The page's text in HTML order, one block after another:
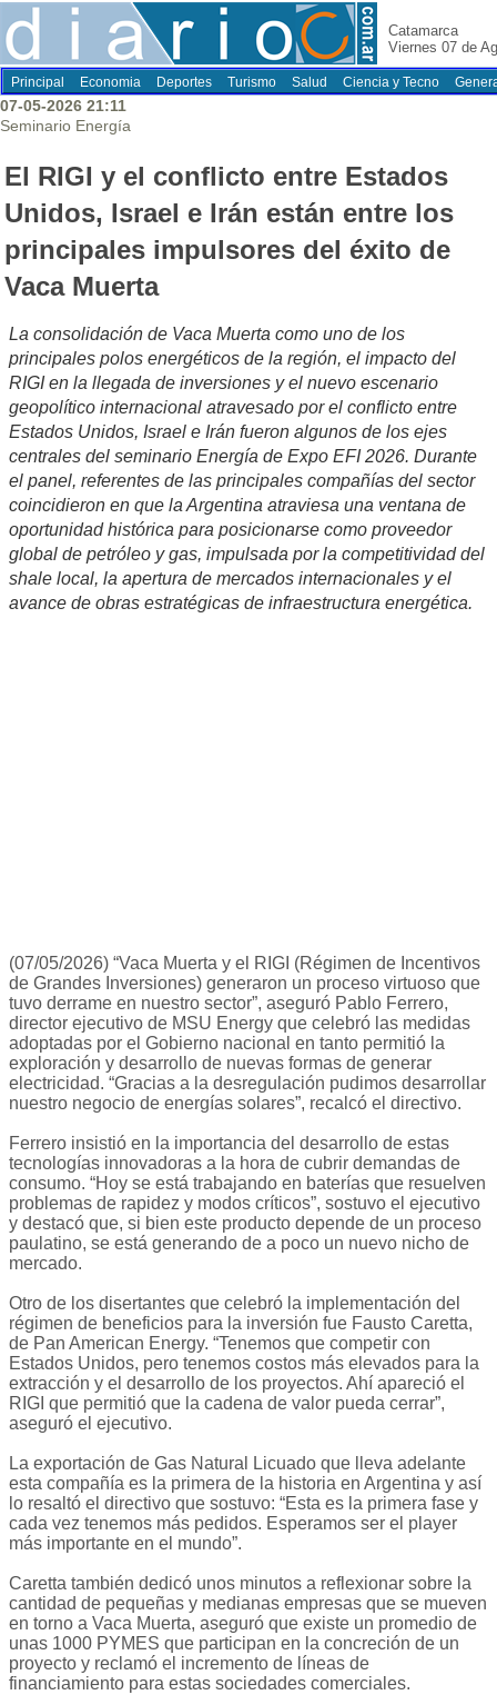
Catamarca
Viernes 07 de
Principal Economia Deportes Turismo Salud Ciencia y Tecno
07-05-2026 21:11
Seminario Energía
El RIGI y el conflicto entre Estados
Unidos, Israel e Irán están entre los
principales impulsores del éxito de
Vaca Muerta
La consolidación de Vaca Muerta como uno de los
principales polos energéticos de la región, el impacto del
RIGI en la llegada de inversiones y el nuevo escenario
geopolítico internacional atravesado por el conflicto entre
Estados Unidos, Israel e Irán fueron algunos de los ejes
centrales del seminario Energía de Expo EFI 2026. Durante
el panel, referentes de las principales compañías del sector
coincidieron en que la Argentina atraviesa una ventana de
oportunidad histórica para posicionarse como proveedor
global de petróleo y gas, impulsada por la competitividad del
shale local, la apertura de mercados internacionales y el
avance de obras estratégicas de infraestructura energética.
(07/05/2026) “Vaca Muerta y el RIGI (Régimen de Incentivos
de Grandes Inversiones) generaron un proceso virtuoso que
tuvo derrame en nuestro sector”, aseguró Pablo Ferrero,
director ejecutivo de MSU Energy que celebró las medidas
adoptadas por el Gobierno nacional en tanto permitió la
exploración y desarrollo de nuevas formas de generar
electricidad. “Gracias a la desregulación pudimos desarrollar
nuestro negocio de energías solares”, recalcó el directivo.
Ferrero insistió en la importancia del desarrollo de estas
tecnologías innovadoras a la hora de cubrir demandas de
consumo. “Hoy se está trabajando en baterías que resuelven
problemas de rapidez y modos críticos”, sostuvo el ejecutivo
y destacó que, si bien este producto depende de un proceso
paulatino, se está generando de a poco un nuevo nicho de
mercado.
Otro de los disertantes que celebró la implementación del
régimen de beneficios para la inversión fue Fausto Caretta,
de Pan American Energy. “Tenemos que competir con
Estados Unidos, pero tenemos costos más elevados para la
extracción y el desarrollo de los proyectos. Ahí apareció el
RIGI que permitió que la cadena de valor pueda cerrar”,
aseguró el ejecutivo.
La exportación de Gas Natural Licuado que lleva adelante
esta compañía es la primera de la historia en Argentina y así
lo resaltó el directivo que sostuvo: “Esta es la primera fase y
cada vez tenemos más pedidos. Esperamos ser el player
más importante en el mundo”.
Caretta también dedicó unos minutos a reflexionar sobre la
cantidad de pequeñas y medianas empresas que se mueven
en torno a Vaca Muerta, aseguró que existe un promedio de
unas 1000 PYMES que participan en la concreción de un
proyecto y reclamó el incremento de líneas de
financiamiento para estas sociedades comerciales.